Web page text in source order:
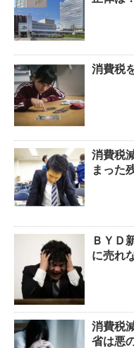
消費税
消費税
まった
ＢＹＤ
に売れ
消費税
省は悪